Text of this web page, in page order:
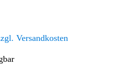
Versandkosten